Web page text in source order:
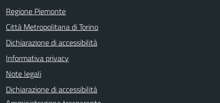
Regione Piemonte
Città Metropolitana di Torino
Dichiarazione di accessibilità
Informativa privacy
Note legali
Dichiarazione di accessibilità